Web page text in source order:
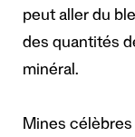
peut aller du
des quantités
minéral.
Mines